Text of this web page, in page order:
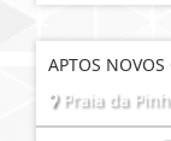
APTOS
Praia da